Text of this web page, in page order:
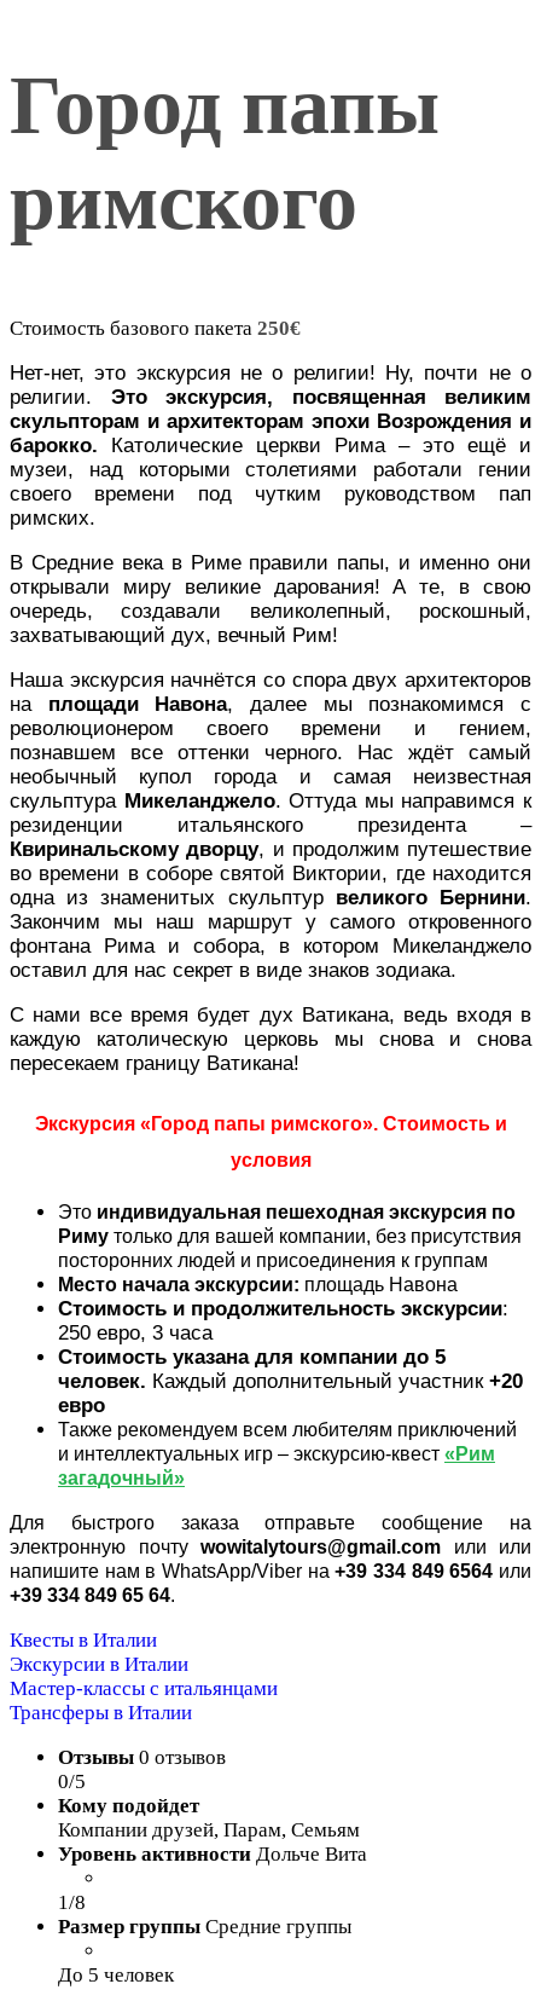
Город папы
римского
Стоимость базового пакета 250€
Нет-нет, это экскурсия не о религии! Ну, почти не о
религии. Это экскурсия, посвященная великим
скульпторам и архитекторам эпохи Возрождения и
барокко. Католические церкви Рима – это ещё и
музеи, над которыми столетиями работали гении
своего времени под чутким руководством пап
римских.
В Средние века в Риме правили папы, и именно они
открывали миру великие дарования! А те, в свою
очередь, создавали великолепный, роскошный,
захватывающий дух, вечный Рим!
Наша экскурсия начнётся со спора двух архитекторов
на площади Навона, далее мы познакомимся с
революционером своего времени и гением,
познавшем все оттенки черного. Нас ждёт самый
необычный купол города и самая неизвестная
скульптура Микеланджело. Оттуда мы направимся к
резиденции итальянского президента –
Квиринальскому дворцу, и продолжим путешествие
во времени в соборе святой Виктории, где находится
одна из знаменитых скульптур великого Бернини.
Закончим мы наш маршрут у самого откровенного
фонтана Рима и собора, в котором Микеланджело
оставил для нас секрет в виде знаков зодиака.
С нами все время будет дух Ватикана, ведь входя в
каждую католическую церковь мы снова и снова
пересекаем границу Ватикана!
Экскурсия «Город папы римского». Стоимость и
условия
Это индивидуальная пешеходная экскурсия по
Риму только для вашей компании, без присутствия
посторонних людей и присоединения к группам
Место начала экскурсии: площадь Навона
Стоимость и продолжительность экскурсии:
250 евро, 3 часа
Стоимость указана для компании до 5
человек. Каждый дополнительный участник +20
евро
Также рекомендуем всем любителям приключений
и интеллектуальных игр – экскурсию-квест «Рим
загадочный»
Для быстрого заказа отправьте сообщение на
электронную почту wowitalytours@gmail.com или или
напишите нам в WhatsApp/Viber на+39 334 849 6564 или
+39 334 849 65 64.
Квесты в Италии
Экскурсии в Италии
Мастер-классы с итальянцами
Трансферы в Италии
Отзывы 0 отзывов
0/5
Кому подойдет
Компании друзей, Парам, Семьям
Уровень активности Дольче Вита
1/8
Размер группы Средние группы
До 5 человек